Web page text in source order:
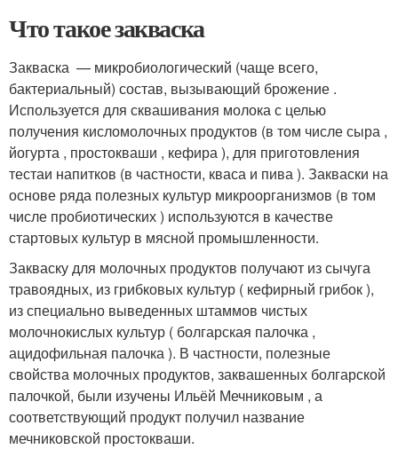
Что такое закваска
Закваска — микробиологический (чаще всего,
бактериальный) состав, вызывающий брожение .
Используется для сквашивания молока с целью
получения кисломолочных продуктов (в том числе сыра ,
йогурта , простокваши , кефира ), для приготовления
тестаи напитков (в частности, кваса и пива ). Закваски на
основе ряда полезных культур микроорганизмов (в том
числе пробиотических ) используются в качестве
стартовых культур в мясной промышленности.
Закваску для молочных продуктов получают из сычуга
травоядных, из грибковых культур ( кефирный грибок ),
из специально выведенных штаммов чистых
молочнокислых культур ( болгарская палочка ,
ацидофильная палочка ). В частности, полезные
свойства молочных продуктов, заквашенных болгарской
палочкой, были изучены Ильёй Мечниковым , а
соответствующий продукт получил название
мечниковской простокваши.